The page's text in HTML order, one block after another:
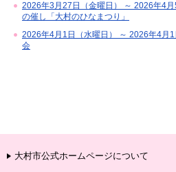
2026年3月27日（金曜日） ～ 2026年4
の催し「大村のひなまつり」
2026年4月1日（水曜日） ～ 2026年4月
会
大村市公式ホームページについて